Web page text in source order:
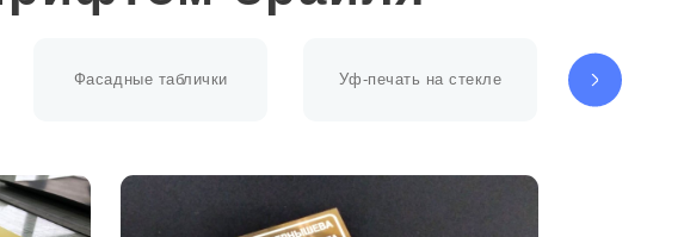
Фасадные таблички Уф-печать на стекле Уф-